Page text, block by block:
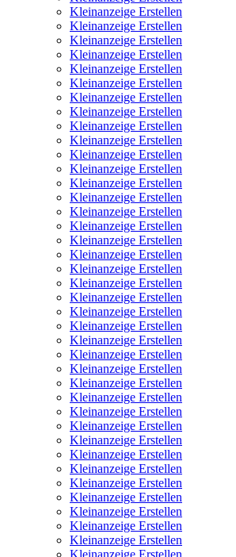
Kleinanzeige Erstellen
Kleinanzeige Erstellen
Kleinanzeige Erstellen
Kleinanzeige Erstellen
Kleinanzeige Erstellen
Kleinanzeige Erstellen
Kleinanzeige Erstellen
Kleinanzeige Erstellen
Kleinanzeige Erstellen
Kleinanzeige Erstellen
Kleinanzeige Erstellen
Kleinanzeige Erstellen
Kleinanzeige Erstellen
Kleinanzeige Erstellen
Kleinanzeige Erstellen
Kleinanzeige Erstellen
Kleinanzeige Erstellen
Kleinanzeige Erstellen
Kleinanzeige Erstellen
Kleinanzeige Erstellen
Kleinanzeige Erstellen
Kleinanzeige Erstellen
Kleinanzeige Erstellen
Kleinanzeige Erstellen
Kleinanzeige Erstellen
Kleinanzeige Erstellen
Kleinanzeige Erstellen
Kleinanzeige Erstellen
Kleinanzeige Erstellen
Kleinanzeige Erstellen
Kleinanzeige Erstellen
Kleinanzeige Erstellen
Kleinanzeige Erstellen
Kleinanzeige Erstellen
Kleinanzeige Erstellen
Kleinanzeige Erstellen
Kleinanzeige Erstellen
Kleinanzeige Erstellen
Kleinanzeige Erstellen